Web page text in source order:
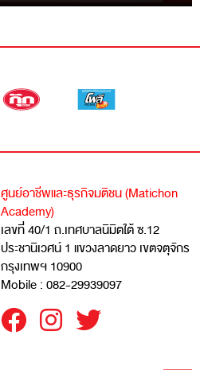
ศูนย์อาชีพและธุรกิจมติชน (Matichon
Academy)
เลขที่ 40/1 ถ.เทศบาลนิมิตใต้ ซ.12
ประชานิเวศน์ 1 แขวงลาดยาว เขตจตุจักร
กรุงเทพฯ 10900
Mobile : 082-29939097